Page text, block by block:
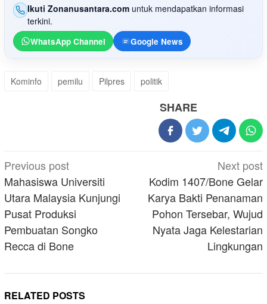
Ikuti Zonanusantara.com untuk mendapatkan informasi
terkini.
WhatsApp Channel Google News
Kominfo pemilu Pilpres politik
SHARE
Post
navigation
Previous post
Mahasiswa Universiti
Utara Malaysia Kunjungi
Pusat Produksi
Pembuatan Songko
Recca di Bone
Next post
Kodim 1407/Bone Gelar
Karya Bakti Penanaman
Pohon Tersebar, Wujud
Nyata Jaga Kelestarian
Lingkungan
RELATED POSTS